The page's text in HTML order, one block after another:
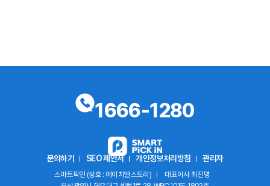
문의하기 SEO 제안서 개인정보처리방침 관리자
스마트픽인 (상호 : 에이치엘스토리)
대표이사 최진명
1666-1280